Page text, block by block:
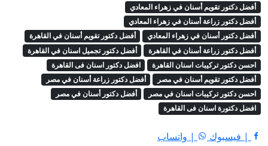
أفضل دكتور تقويم أسنان في زهراء المعادي
أفضل دكتور زراعة أسنان في زهراء المعادي
أفضل دكتور أسنان في زهراء المعادي
أفضل دكتور تقويم أسنان في القاهرة
أفضل دكتور زراعة أسنان في القاهرة
أفضل دكتور تجميل اسنان في القاهرة
احسن دكتور تركيبات اسنان القاهرة
افضل دكتور اسنان فى القاهرة
أفضل دكتور تقويم أسنان في مصر
أفضل دكتور زراعة أسنان في مصر
احسن دكتور تركيبات اسنان في مصر
أفضل دكتور أسنان في مصر
افضل دكتورة اسنان فى القاهرة
| فيسبوك | واتساب